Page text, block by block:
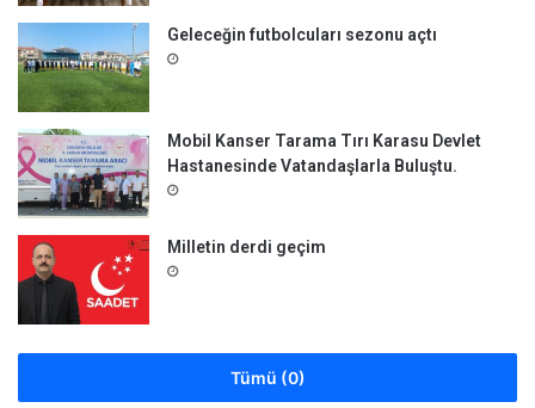
Geleceğin futbolcuları sezonu açtı
Mobil Kanser Tarama Tırı Karasu Devlet
Hastanesinde Vatandaşlarla Buluştu.
Milletin derdi geçim
Tümü (0)